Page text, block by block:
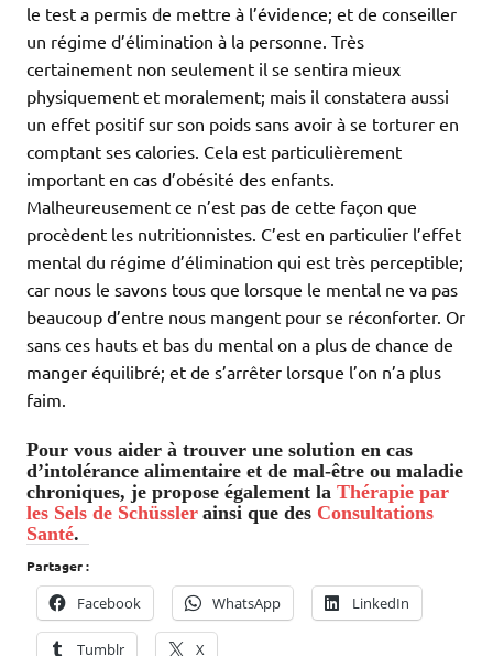
le test a permis de mettre à l’évidence; et de conseiller
un régime d’élimination à la personne. Très
certainement non seulement il se sentira mieux
physiquement et moralement; mais il constatera aussi
un effet positif sur son poids sans avoir à se torturer en
comptant ses calories. Cela est particulièrement
important en cas d’obésité des enfants.
Malheureusement ce n’est pas de cette façon que
procèdent les nutritionnistes. C’est en particulier l’effet
mental du régime d’élimination qui est très perceptible;
car nous le savons tous que lorsque le mental ne va pas
beaucoup d’entre nous mangent pour se réconforter. Or
sans ces hauts et bas du mental on a plus de chance de
manger équilibré; et de s’arrêter lorsque l’on n’a plus
faim.
Pour vous aider à trouver une solution en cas
d’intolérance alimentaire et de mal-être ou maladie
chroniques, je propose également la Thérapie par
les Sels de Schüssler ainsi que des Consultations
Santé.
Partager :
Facebook WhatsApp LinkedIn
Tumblr X